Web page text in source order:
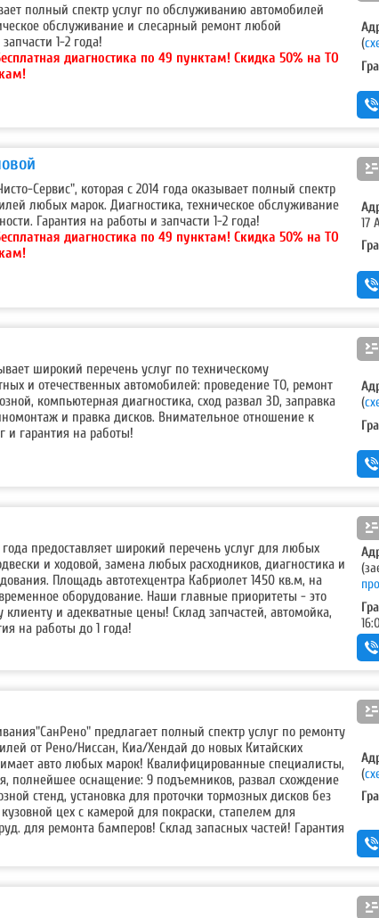
полный спектр услуг по обслуживанию автомобилей
обслуживание и слесарный ремонт любой
1-2 года!
диагностика по 49 пунктам! Скидка 50% на ТО
(
Сервис", которая с 2014 года оказывает полный спектр
любых марок. Диагностика, техническое обслуживание
Гарантия на работы и запчасти 1-2 года!
диагностика по 49 пунктам! Скидка 50% на ТО
17 А
широкий перечень услуг по техническому
и отечественных автомобилей: проведение ТО, ремонт
компьютерная диагностика, сход развал 3D, заправка
и правка дисков. Внимательное отношение к
и гарантия на работы!
(
предоставляет широкий перечень услуг для любых
и ходовой, замена любых расходников, диагностика и
Площадь автотехцентра Кабриолет 1450 кв.м, на
оборудование. Наши главные приоритеты - это
и адекватные цены! Склад запчастей, автомойка,
на работы до 1 года!
предлагает полный спектр услуг по ремонту
от Рено/Ниссан, Киа/Хендай до новых Китайских
авто любых марок! Квалифицированные специалисты,
полнейшее оснащение: 9 подъемников, развал схождение
стенд, установка для проточки тормозных дисков без
цех с камерой для покраски, стапелем для
для ремонта бамперов! Склад запасных частей! Гарантия
(